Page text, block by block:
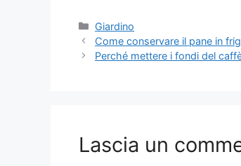
Categorie
Giardino
Come conservare il pane in
Perché mettere i fondi del
Lascia un